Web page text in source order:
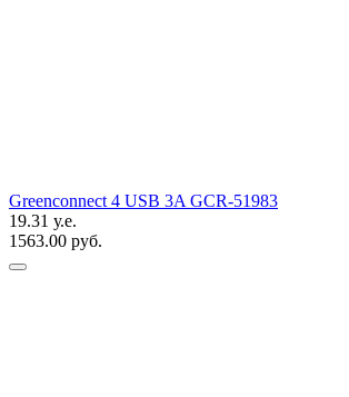
Greenconnect 4 USB 3A GCR-51983
19.31 у.е.
1563.00 руб.